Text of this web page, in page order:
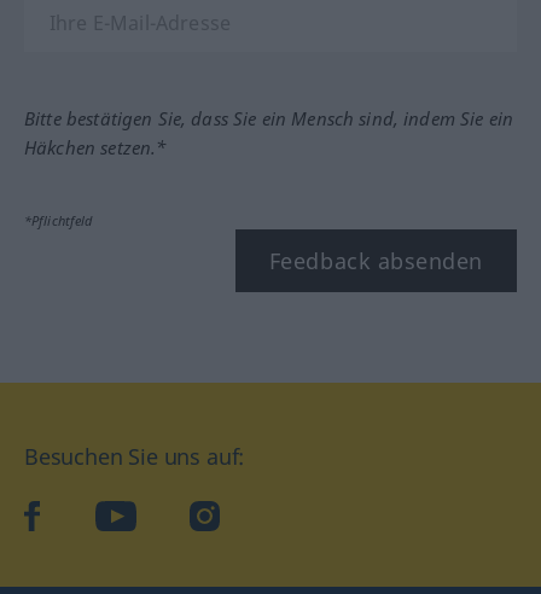
Bitte bestätigen Sie, dass Sie ein Mensch sind, indem Sie ein
Häkchen setzen.*
*Pflichtfeld
Feedback absenden
Besuchen Sie uns auf:
facebookYouTube Instagram